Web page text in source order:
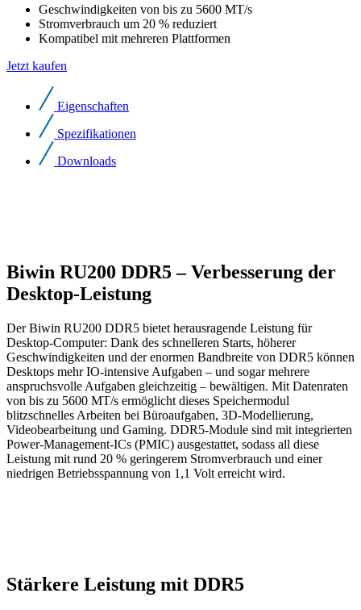
Geschwindigkeiten von bis zu 5600 MT/s
Stromverbrauch um 20 % reduziert
Kompatibel mit mehreren Plattformen
Jetzt kaufen
Eigenschaften
Spezifikationen
Downloads
Biwin RU200 DDR5 – Verbesserung der
Desktop-Leistung
Der Biwin RU200 DDR5 bietet herausragende Leistung für
Desktop-Computer: Dank des schnelleren Starts, höherer
Geschwindigkeiten und der enormen Bandbreite von DDR5 können
Desktops mehr IO-intensive Aufgaben – und sogar mehrere
anspruchsvolle Aufgaben gleichzeitig – bewältigen. Mit Datenraten
von bis zu 5600 MT/s ermöglicht dieses Speichermodul
blitzschnelles Arbeiten bei Büroaufgaben, 3D-Modellierung,
Videobearbeitung und Gaming. DDR5-Module sind mit integrierten
Power-Management-ICs (PMIC) ausgestattet, sodass all diese
Leistung mit rund 20 % geringerem Stromverbrauch und einer
niedrigen Betriebsspannung von 1,1 Volt erreicht wird.
Stärkere Leistung mit DDR5